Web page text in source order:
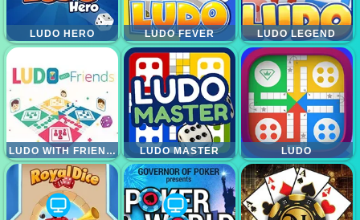
LUDO HERO LUDO FEVER LUDO LEGEND
LUDO WITH FRIENDS LUDO MASTER LUDO